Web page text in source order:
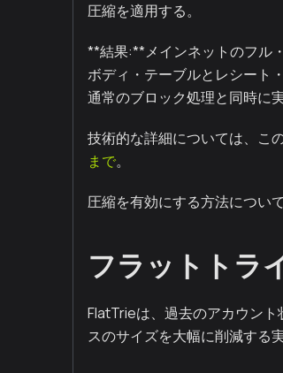
圧縮を適用する。
**結果:**メインネットのフル
ボディ・テーブルとレシート
通常のブロック処理と同時に
技術的な詳細については、こ
まで。
圧縮を有効にする方法について
フラットトラ
FlatTrieは、過去のアカウン
スのサイズを大幅に削減する